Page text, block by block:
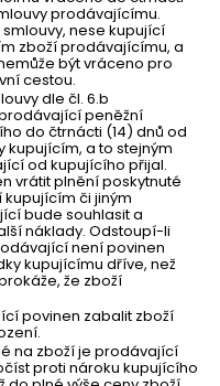
prodávajícímu.
nese kupující
zboží prodávajícímu, a
být vráceno pro
cestou.
dle čl. 6.b
peněžní
do čtrnácti (14) dnů od
kupujícím, a to stejným
od kupujícího přijal.
vrátit plnění poskytnuté
či jiným
bude souhlasit a
náklady. Odstoupí-li
není povinen
kupujícímu dříve, než
že zboží
povinen zabalit zboží
na zboží je prodávající
proti nároku kupujícího